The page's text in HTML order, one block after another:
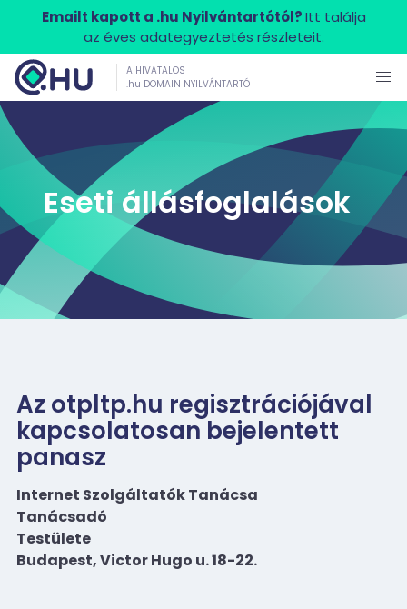
Emailt kapott a .hu Nyilvántartótól?Itt találja
az éves adategyeztetés részleteit.
A HIVATALOS
.hu DOMAIN NYILVÁNTARTÓ
Eseti állásfoglalások
Az otpltp.hu regisztrációjával
kapcsolatosan bejelentett
panasz
Internet Szolgáltatók Tanácsa
Tanácsadó
Testülete
Budapest, Victor Hugo u. 18-22.